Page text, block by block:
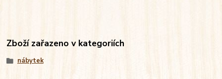
Zboží zařazeno v kategoriích
nábytek